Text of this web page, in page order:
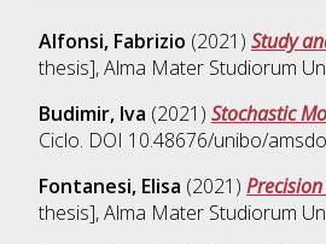
Alfonsi, Fabrizio (2021) Study
thesis], Alma Mater Studiorum
Budimir, Iva (2021) Stochastic
Ciclo. DOI 10.48676/unibo/
Fontanesi, Elisa (2021)
thesis], Alma Mater Studiorum